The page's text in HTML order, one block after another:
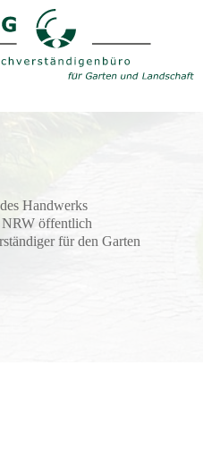
Handwerks
öffentlich
für den Garten